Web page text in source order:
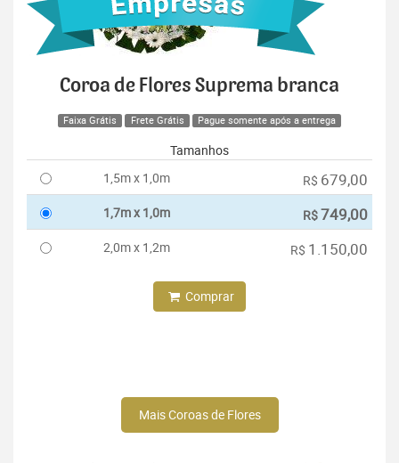
Coroa de Flores Suprema branca
Faixa Grátis Frete Grátis Pague somente após a entrega
Tamanhos
1,5m x 1,0m
R$ 679,00
1,7m x 1,0m R$749,00
2,0m x 1,2m R$ 1.150,00
Comprar
Mais Coroas de Flores